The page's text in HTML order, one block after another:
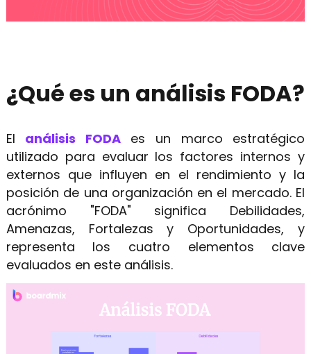
¿Qué es un análisis FODA?
El análisis FODAes un marco estratégico
utilizado para evaluar los factores internos y
externos que influyen en el rendimiento y la
posición de una organización en el mercado. El
acrónimo "FODA" significa Debilidades,
Amenazas, Fortalezas y Oportunidades, y
representa los cuatro elementos clave
evaluados en este análisis.